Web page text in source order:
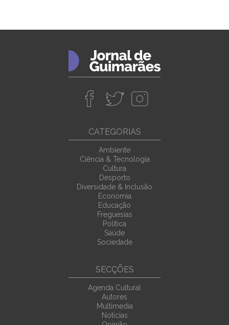
CATEGORIAS
Ambiente
Ciência & Tecnologia
Cultura
Desporto
Diversidade & Inclusão
Economia
Educação
Freguesias
Política
Saúde
Sociedade
SECÇÕES
Agenda Cultural
Autores
Multimedia
Noticias